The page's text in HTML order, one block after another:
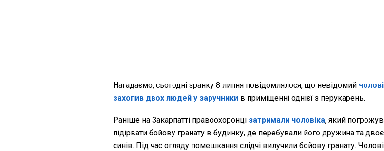
Нагадаємо, сьогодні зранку 8 липня повідомлялося, що невідомий
захопив двох людей у заручники в приміщенні однієї з перукарень.
Раніше на Закарпатті правоохоронці затримали чоловіка, який
підірвати бойову гранату в будинку, де перебували його дружина та двоє
синів. Під час огляду помешкання слідчі вилучили бойову гранату.